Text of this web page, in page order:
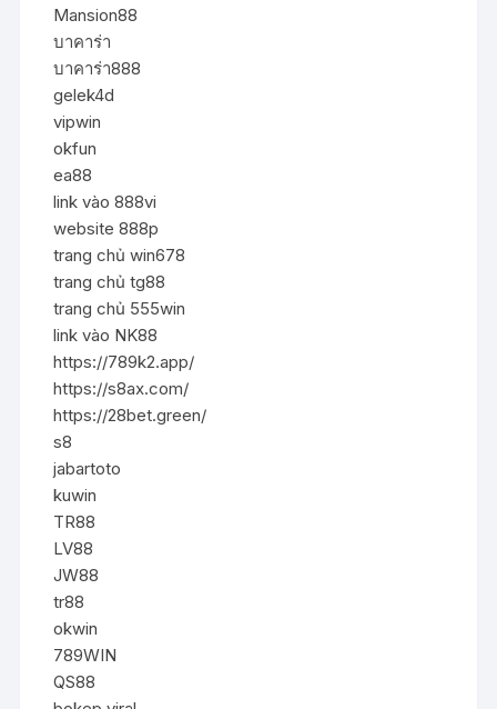
Mansion88
บาคาร่า
บาคาร่า888
gelek4d
vipwin
okfun
ea88
link vào 888vi
website 888p
trang chủ win678
trang chủ tg88
trang chủ 555win
link vào NK88
https://789k2.app/
https://s8ax.com/
https://28bet.green/
s8
jabartoto
kuwin
TR88
LV88
JW88
tr88
okwin
789WIN
QS88